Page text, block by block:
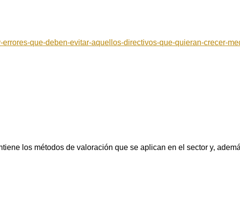
que-deben-evitar-aquellos-directivos-que-quieran-crecer-
los métodos de valoración que se aplican en el sector y,